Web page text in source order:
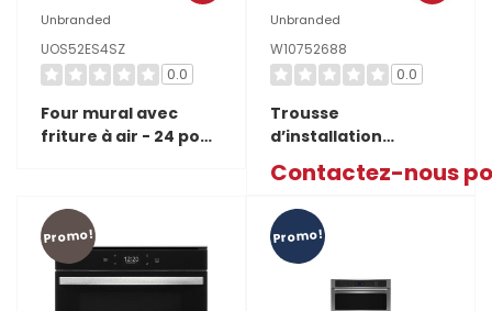
votre
famille
(Post)
Apprenez
four
Unbranded
UOS52ES4SZ
0.0
Four mural avec
friture à air - 24 po
Unbranded
W10752688
0.0
Trousse
d’installation
four mural - 30 po -
noir W10752688
Contactez-nous
Promo! Promo!